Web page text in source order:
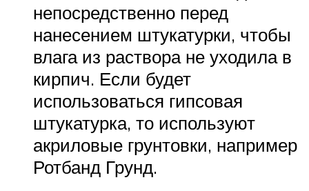
непосредственно перед
нанесением штукатурки, чтобы
влага из раствора не уходила в
кирпич. Если будет
использоваться гипсовая
штукатурка, то используют
акриловые грунтовки, например
Ротбанд Грунд.